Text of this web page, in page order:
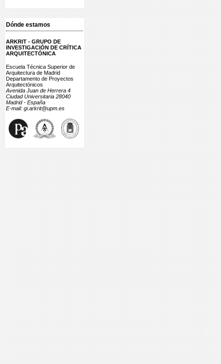
Dónde estamos
ARKRIT - GRUPO DE
INVESTIGACIÓN DE CRÍTICA
ARQUITECTÓNICA
Escuela Técnica Superior de
Arquitectura de Madrid
Departamento de Proyectos
Arquitectónicos
Avenida Juan de Herrera 4
Ciudad Universitaria 28040
Madrid - España
E-mail: gi.arkrit@upm.es